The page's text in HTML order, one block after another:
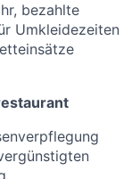
bezahlte
Umkleidezeiten